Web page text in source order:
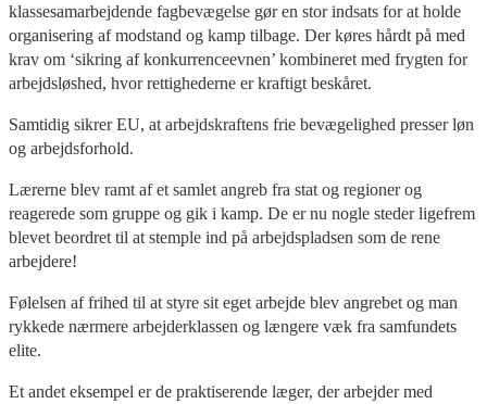
klassesamarbejdende fagbevægelse gør en stor indsats for at holde
organisering af modstand og kamp tilbage. Der køres hårdt på med
krav om ‘sikring af konkurrenceevnen’ kombineret med frygten for
arbejdsløshed, hvor rettighederne er kraftigt beskåret.
Samtidig sikrer EU, at arbejdskraftens frie bevægelighed presser løn
og arbejdsforhold.
Lærerne blev ramt af et samlet angreb fra stat og regioner og
reagerede som gruppe og gik i kamp. De er nu nogle steder ligefrem
blevet beordret til at stemple ind på arbejdspladsen som de rene
arbejdere!
Følelsen af frihed til at styre sit eget arbejde blev angrebet og man
rykkede nærmere arbejderklassen og længere væk fra samfundets
elite.
Et andet eksempel er de praktiserende læger, der arbejder med